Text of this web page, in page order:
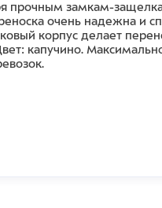
прочным замкам-
очень надежна и
корпус делает
капучино.